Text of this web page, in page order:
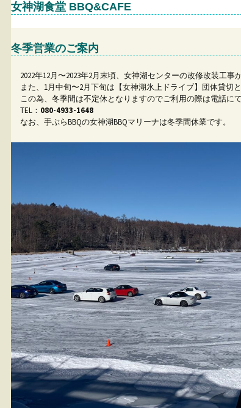
女神湖食堂 BBQ&CAFE
冬季営業のご案内
2022年12月〜2023年2月末頃、女神湖センターの改修改装工事
また、1月中旬〜2月下旬は【女神湖氷上ドライブ】団体貸切と
この為、冬季間は不定休となりますのでご利用の際は電話に
TEL： 080-4933-1648
なお、手ぶらBBQの女神湖BBQマリーナは冬季間休業です。